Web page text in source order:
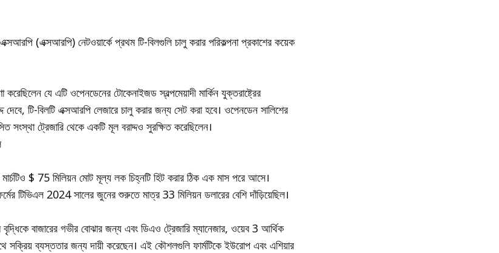
(এক্সআরপি) নেটওয়ার্কে প্রথম টি-বিলগুলি চালু করার পরিকল্পনা প্রকাশের কয়েক
যে এটি ওপেনডেনের টোকেনাইজড স্বল্পমেয়াদী মার্কিন যুক্তরাষ্ট্রের
দেবে, টি-বিলটি এক্সআরপি লেজারে চালু করার জন্য সেট করা হবে। ওপেনডেন সালিশের
সংস্থা ট্রেজারি থেকে একটি মূল বরাদ্দও সুরক্ষিত করেছিলেন।
$ 75 মিলিয়ন মোট মূল্য লক চিহ্নটি হিট করার ঠিক এক মাস পরে আসে।
টিভিএল 2024 সালের জুনের শুরুতে মাত্র 33 মিলিয়ন ডলারের বেশি দাঁড়িয়েছিল।
বাজারের গভীর বোঝার জন্য এবং ডিএও ট্রেজারি ম্যানেজার, ওয়েব 3 আর্থিক
সক্রিয় ব্যস্ততার জন্য দায়ী করেছেন। এই কৌশলগুলি ফার্মটিকে ইউরোপ এবং এশিয়ার